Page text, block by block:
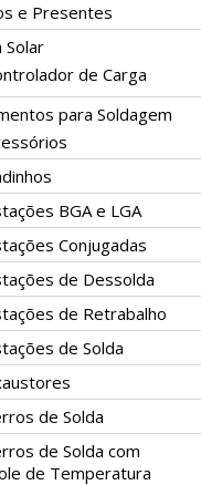
e Presentes
Solar
de Carga
para Soldagem
BGA e LGA
Conjugadas
de Dessolda
de Retrabalho
de Solda
de Solda
de Solda com
de Temperatura